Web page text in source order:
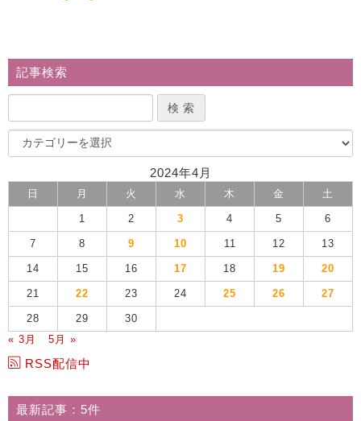
記事検索
2024年4月
日 月 火 水 木 金 土
1 2 3 4 5 6
7 8 9 10 11 12 13
14 15 16 17 18 19 20
21 22 23 24 25 26 27
28 29
30
« 3月
5月 »
RSS配信中
最新記事：5件